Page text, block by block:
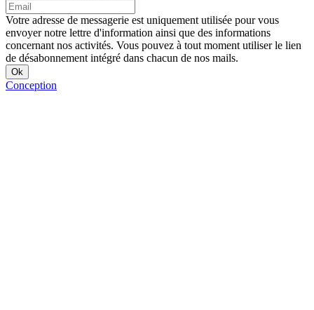
Votre adresse de messagerie est uniquement utilisée pour vous
envoyer notre lettre d'information ainsi que des informations
concernant nos activités. Vous pouvez à tout moment utiliser le lien
de désabonnement intégré dans chacun de nos mails.
Conception